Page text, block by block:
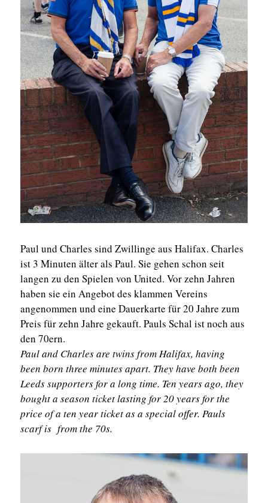
Paul und Charles sind Zwillinge aus Halifax. Charles
ist 3 Minuten älter als Paul. Sie gehen schon seit
langen zu den Spielen von United. Vor zehn Jahren
haben sie ein Angebot des klammen Vereins
angenommen und eine Dauerkarte für 20 Jahre zum
Preis für zehn Jahre gekauft. Pauls Schal ist noch aus
den 70ern.
Paul and Charles are twins from Halifax, having
been born three minutes apart. They have both been
Leeds supporters for a long time. Ten years ago, they
bought a season ticket lasting for 20 years for the
price of a ten year ticket as a special offer. Pauls
scarf is from the 70s.